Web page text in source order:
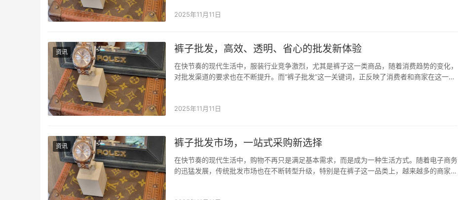
2025年11月11日
资讯 裤子批发，高效、透明、省心的批发新体验
在快节奏的现代生活中，服装行业竞争激烈，尤其是裤子这一类商品，随着消费趋势的变化，
对批发渠道的要求也在不断提升。而“裤子批发”这一关键词，正反映了消费者和商家在这一领
2025年11月11日
资讯 裤子批发市场，一站式采购新选择
在快节奏的现代生活中，购物不再只是满足基本需求，而是成为一种生活方式。随着电子商务
的迅猛发展，传统批发市场也在不断转型升级，特别是在裤子这一品类上，越来越多的商家和